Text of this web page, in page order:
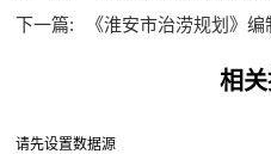
下一篇:
《淮安市治涝规划》编
相
请先设置数据源